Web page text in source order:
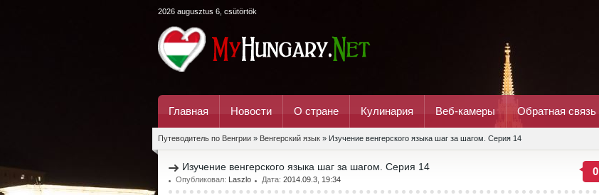
2026 augusztus 6, csütörtök
Главная Новости О стране Кулинария Веб-камеры Обратная связь
Путеводитель по Венгрии » Венгерский язык » Изучение венгерского языка шаг за шагом. Серия 14
0
Изучение венгерского языка шаг за шагом. Серия 14
Опубликовал: Laszlo Дата: 2014.09.3, 19:34